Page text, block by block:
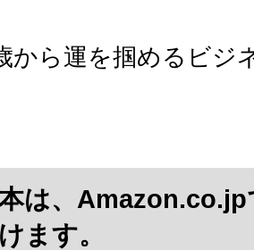
から運を掴めるビジ
は、
ます。